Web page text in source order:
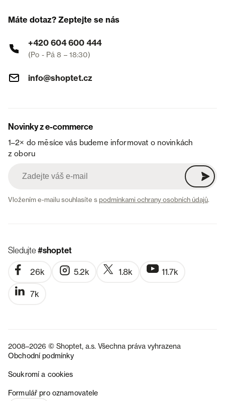
Máte dotaz? Zeptejte se nás
+420 604 600 444
(Po - Pá 8 – 18:30)
info@shoptet.cz
Novinky z e-commerce
1–2× do měsíce vás budeme informovat o novinkách
z oboru
Vložením e-mailu souhlasíte spodmínkami ochrany osobních údajů.
Sledujte#shoptet
26k 5.2k 1.8k 11.7k
7k
2008–2026 © Shoptet, a.s. Všechna práva vyhrazena
Obchodní podmínky
Soukromí a cookies
Formulář pro oznamovatele